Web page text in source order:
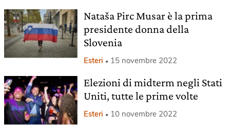
Nataša Pirc Musar è la prima
presidente donna della
Slovenia
Esteri 15 novembre 2022
Elezioni di midterm negli Stati
Uniti, tutte le prime volte
Esteri 10 novembre 2022